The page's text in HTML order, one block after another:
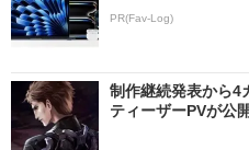
PR(Fav-Log)
制作継続発表から
ティーザーPVが公